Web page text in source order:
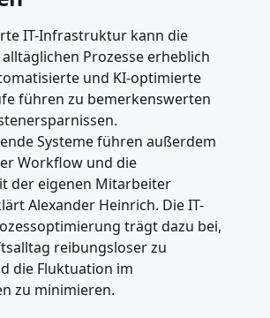
IT-Infrastruktur kann die
Prozesse erheblich
und KI-optimierte
führen zu bemerkenswerten
Systeme führen außerdem
Workflow und die
der eigenen Mitarbeiter
Alexander Heinrich. Die IT-
trägt dazu bei,
reibungsloser zu
die Fluktuation im
zu minimieren.